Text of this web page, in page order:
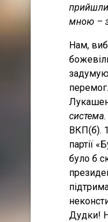
прийшли
мною –
Нам,
ВКП(б).
партії
було б
Дудки!